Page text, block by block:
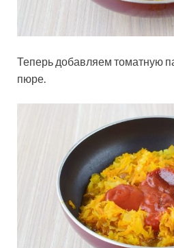
Теперь добавляем томатную
пюре.